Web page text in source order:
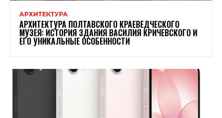
АРХИТЕКТУРА
АРХИТЕКТУРА ПОЛТАВСКОГО КРАЕВЕДЧЕСКОГО
МУЗЕЯ: ИСТОРИЯ ЗДАНИЯ ВАСИЛИЯ КРИЧЕВСКОГО И
ЕГО УНИКАЛЬНЫЕ ОСОБЕННОСТИ